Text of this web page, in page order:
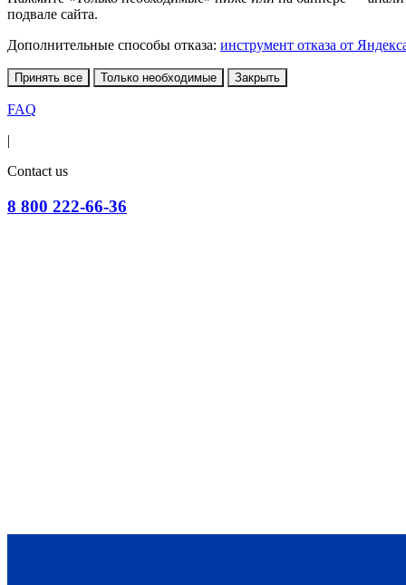
подвале сайта.
Дополнительные способы отказа: инструмент отказа от
Принять все Только необходимые Закрыть
FAQ
|
Contact us
8 800 222-66-36